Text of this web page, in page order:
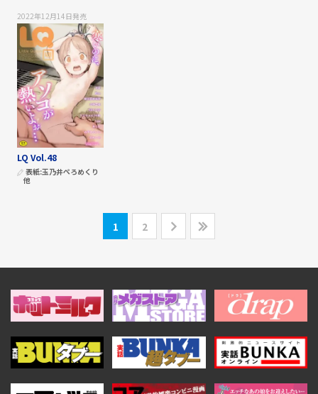
2022年12月14日発売
LQ Vol.48
表紙:玉乃井ぺろめくり
他
1 2